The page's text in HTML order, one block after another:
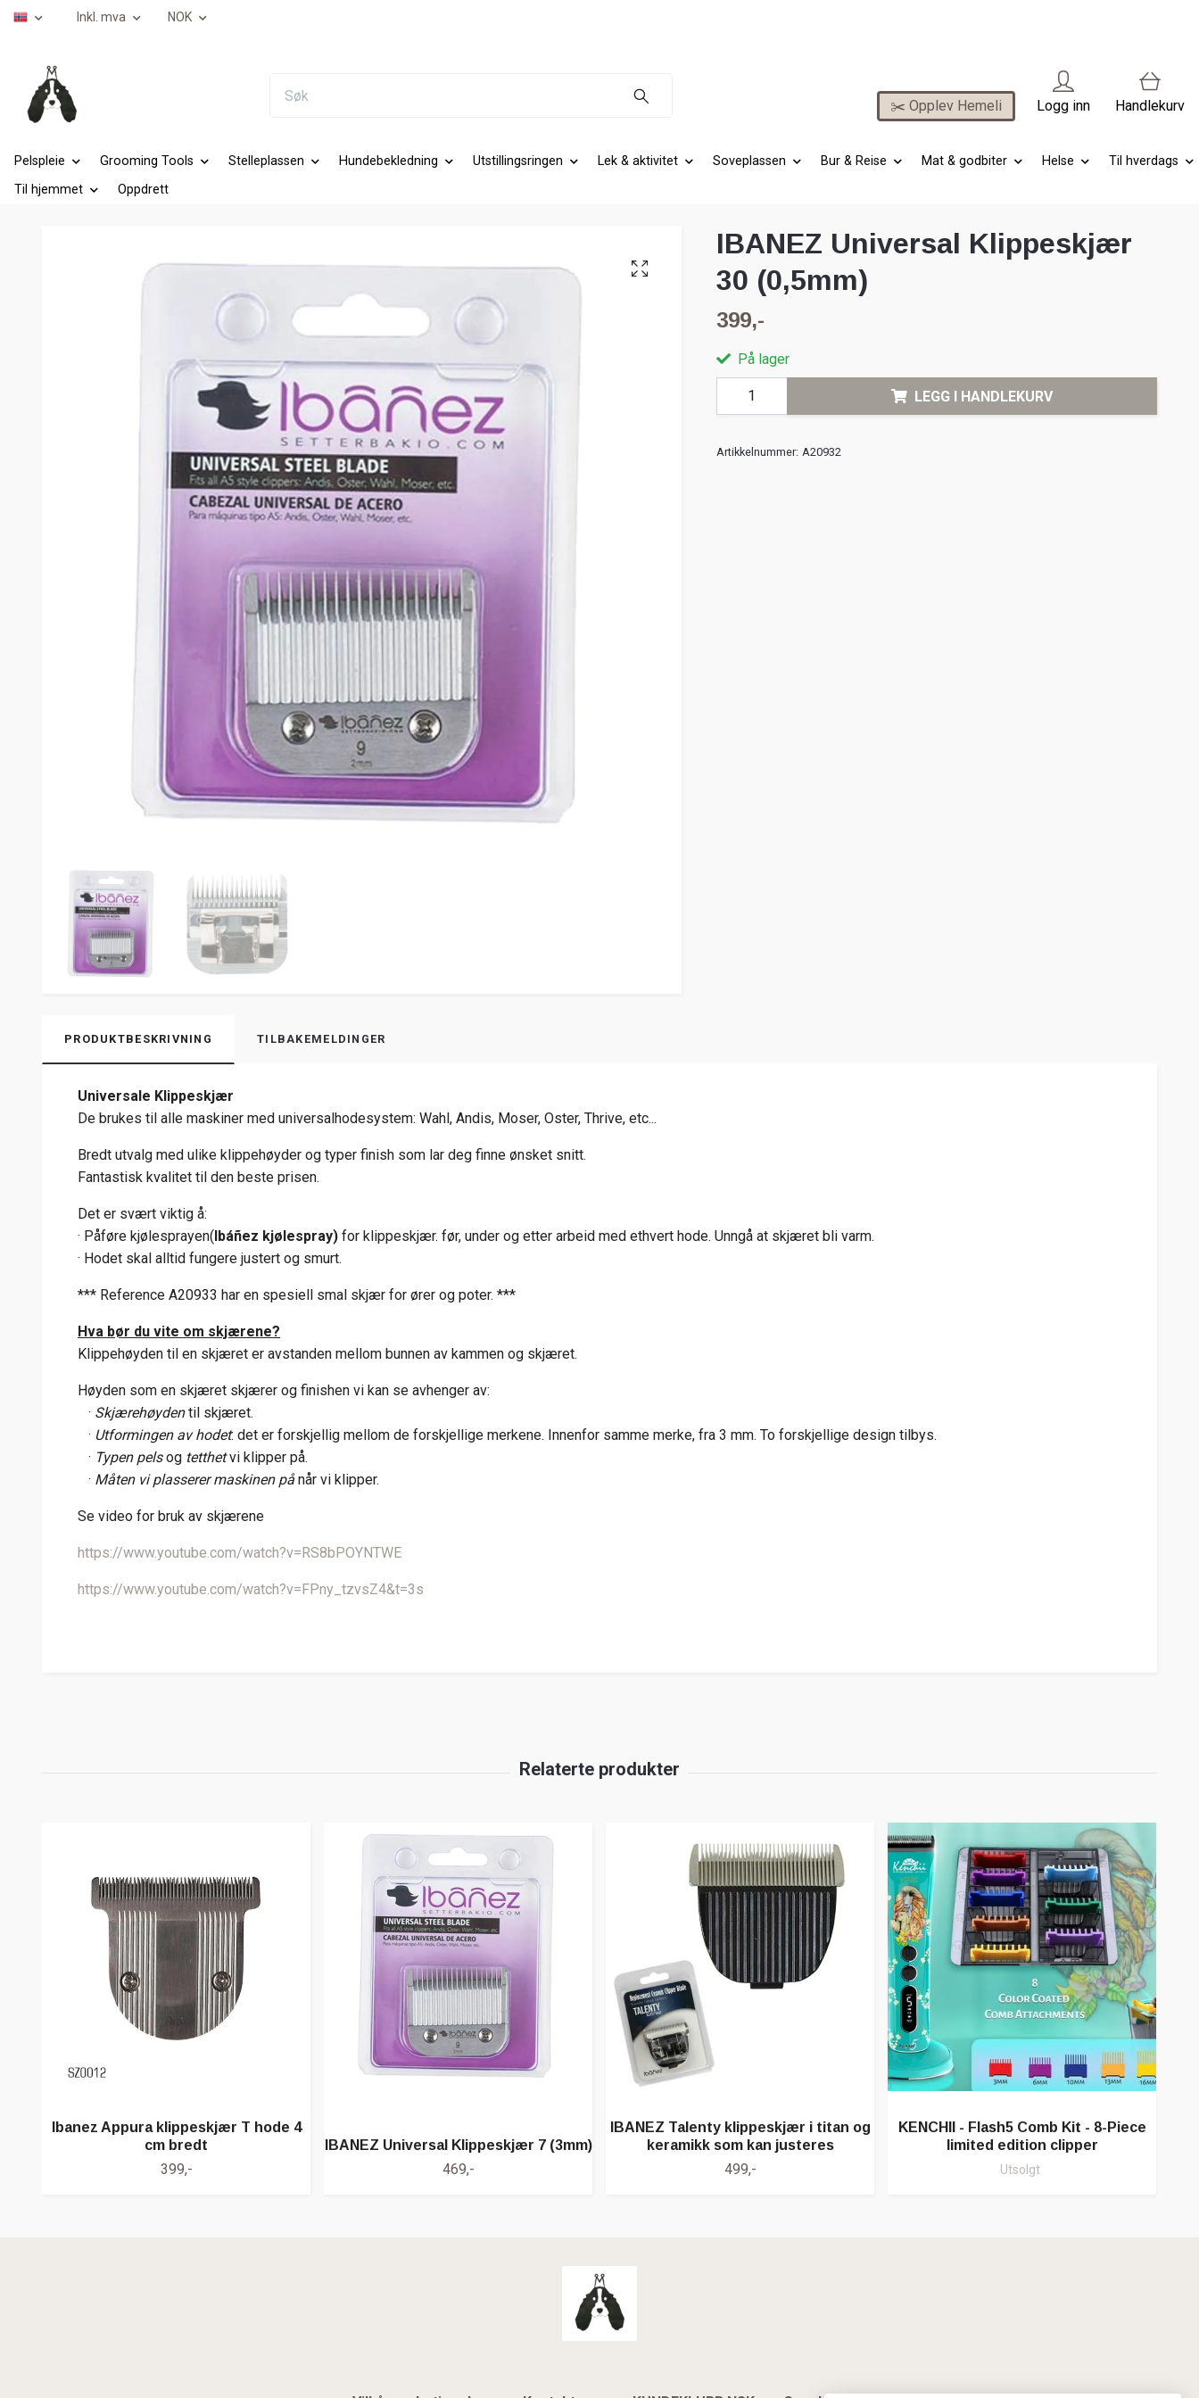
Inkl. mva NOK
✂️ Opplev Hemeli Logg inn Handlekurv
Pelspleie Grooming Tools Stelleplassen Hundebekledning Utstillingsringen Lek & aktivitet Soveplassen Bur & Reise Mat & godbiter Helse
Til hverdags
Til hjemmet
Oppdrett
IBANEZ Universal Klippeskjær
30 (0,5mm)
399,-
På lager
LEGG I HANDLEKURV
Artikkelnummer: A20932
PRODUKTBESKRIVNING TILBAKEMELDINGER
Universale Klippeskjær
De brukes til alle maskiner med universalhodesystem: Wahl, Andis, Moser, Oster, Thrive, etc...
Bredt utvalg med ulike klippehøyder og typer finish som lar deg finne ønsket snitt.
Fantastisk kvalitet til den beste prisen.
Det er svært viktig å:
· Påføre kjølesprayen( Ibáñez kjølespray) for klippeskjær. før, under og etter arbeid med ethvert hode. Unngå at skjæret bli varm.
· Hodet skal alltid fungere justert og smurt.
*** Reference A20933 har en spesiell smal skjær for ører og poter. ***
Hva bør du vite om skjærene?
Klippehøyden til en skjæret er avstanden mellom bunnen av kammen og skjæret.
Høyden som en skjæret skjærer og finishen vi kan se avhenger av:
· Skjærehøydentil skjæret.
· Utformingen av hodet: det er forskjellig mellom de forskjellige merkene. Innenfor samme merke, fra 3 mm. To forskjellige design tilbys.
· Typen pelsog tetthetvi klipper på.
· Måten vi plasserer maskinen på når vi klipper.
Se video for bruk av skjærene
https://www.youtube.com/watch?v=RS8bPOYNTWE
https://www.youtube.com/watch?v=FPny_tzvsZ4&t=3s
Ibanez Appura klippeskjær T hode 4
cm bredt
399,-
IBANEZ Universal Klippeskjær 7 (3mm)
469,-
IBANEZ Talenty klippeskjær i titan og
keramikk som kan justeres
499,-
KENCHII - Flash5 Comb Kit - 8-Piece
limited edition clipper
Utsolgt